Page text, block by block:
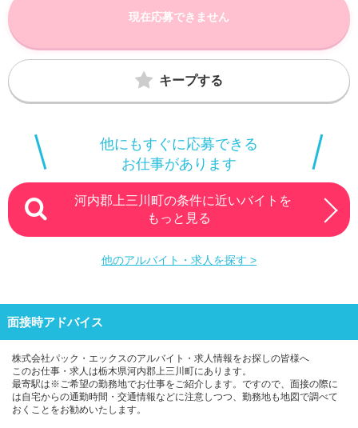
待遇・福利厚生・歓迎条件など：
シフト制勤務、交通費規定内支給、寮・社宅あり、制服貸与、研
修制度あり、未経験・初心者OK、経験者・有資格者歓迎、フリー
ター歓迎、駅チカ・駅ナカ、車通勤OK、土日祝・面接可、大量募
週5日以上、1日8時間以上
《勤務時間》
早番・遅番2シフト制など
※勤務先により勤務時間・シフトは異なります。
★★休暇制度も充実★★
◆通勤手当
◆残業手当
支給あり！
[待遇・福利厚生]
◆社会保険完備
◆寮・社宅完備
現在応募できません
キープする
他にもすぐに応募できる
お仕事があります
河内郡上三川町の条件に近いバイトを
もっと見る
他のアルバイト・求人を探す >
面接時アドバイス
株式会社パック・エックスのアルバイト・求人情報をお探しの皆様へ
このお仕事・求人は栃木県河内郡上三川町にあります。
最寄駅は※ご希望の勤務地でお仕事をご紹介します。ですので、面接の際に
は自宅からの通勤時間・交通情報などに注意しつつ、勤務地も地図で調べて
おくことをお勧めいたします。